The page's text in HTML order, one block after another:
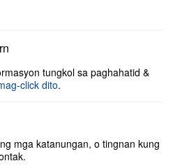
tungkol sa paghahatid &
click dito.
mga katanungan, o tingnan kung